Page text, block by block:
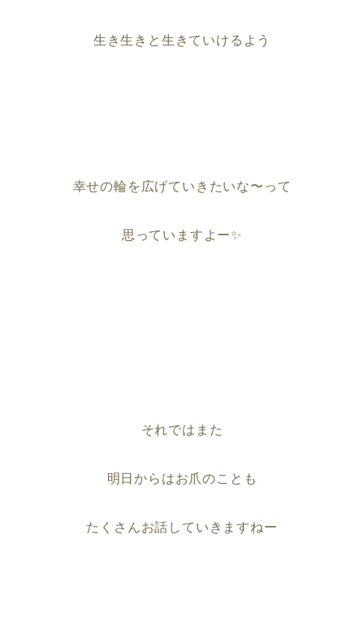
生き生きと生きていけるよう
幸せの輪を広げていきたいな〜って
思っていますよー✨
それではまた
明日からはお爪のことも
たくさんお話していきますねー